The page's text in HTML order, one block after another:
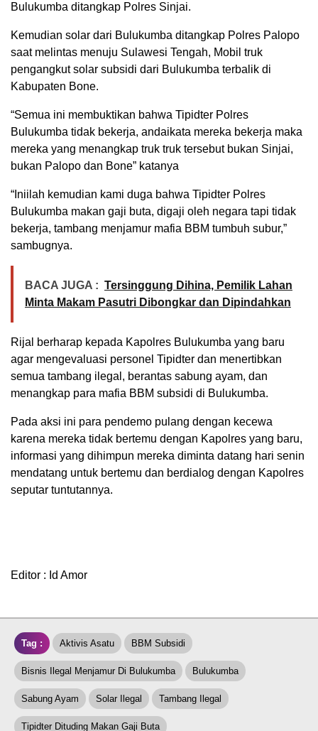
Bulukumba ditangkap Polres Sinjai.
Kemudian solar dari Bulukumba ditangkap Polres Palopo
saat melintas menuju Sulawesi Tengah, Mobil truk
pengangkut solar subsidi dari Bulukumba terbalik di
Kabupaten Bone.
“Semua ini membuktikan bahwa Tipidter Polres
Bulukumba tidak bekerja, andaikata mereka bekerja maka
mereka yang menangkap truk truk tersebut bukan Sinjai,
bukan Palopo dan Bone” katanya
“Iniilah kemudian kami duga bahwa Tipidter Polres
Bulukumba makan gaji buta, digaji oleh negara tapi tidak
bekerja, tambang menjamur mafia BBM tumbuh subur,”
sambugnya.
BACA JUGA : Tersinggung Dihina, Pemilik Lahan
Minta Makam Pasutri Dibongkar dan Dipindahkan
Rijal berharap kepada Kapolres Bulukumba yang baru
agar mengevaluasi personel Tipidter dan menertibkan
semua tambang ilegal, berantas sabung ayam, dan
menangkap para mafia BBM subsidi di Bulukumba.
Pada aksi ini para pendemo pulang dengan kecewa
karena mereka tidak bertemu dengan Kapolres yang baru,
informasi yang dihimpun mereka diminta datang hari senin
mendatang untuk bertemu dan berdialog dengan Kapolres
seputar tuntutannya.
Editor : Id Amor
Tag : Aktivis Asatu BBM Subsidi
Bisnis Ilegal Menjamur Di Bulukumba Bulukumba
Sabung Ayam Solar Ilegal Tambang Ilegal
Tipidter Dituding Makan Gaji Buta